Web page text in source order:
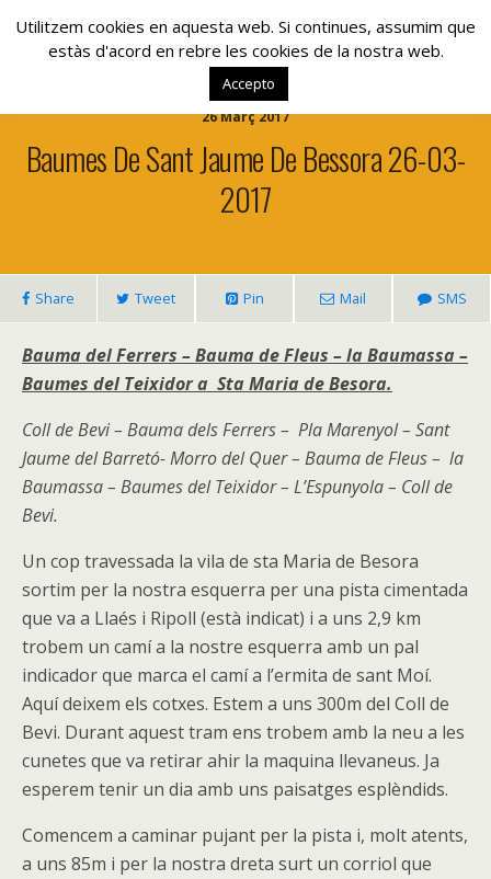
www.lacolla.cat
26 Març 2017
Baumes De Sant Jaume De Bessora 26-03-
2017
Share Tweet Pin Mail SMS
Bauma del Ferrers – Bauma de Fleus – la Baumassa –
Baumes del Teixidor a Sta Maria de Besora.
Coll de Bevi – Bauma dels Ferrers – Pla Marenyol – Sant
Jaume del Barretó- Morro del Quer – Bauma de Fleus – la
Baumassa – Baumes del Teixidor – L’Espunyola – Coll de
Bevi.
Un cop travessada la vila de sta Maria de Besora
sortim per la nostra esquerra per una pista cimentada
que va a Llaés i Ripoll (està indicat) i a uns 2,9 km
trobem un camí a la nostre esquerra amb un pal
indicador que marca el camí a l’ermita de sant Moí.
Aquí deixem els cotxes. Estem a uns 300m del Coll de
Bevi. Durant aquest tram ens trobem amb la neu a les
cunetes que va retirar ahir la maquina llevaneus. Ja
esperem tenir un dia amb uns paisatges esplèndids.
Comencem a caminar pujant per la pista i, molt atents,
a uns 85m i per la nostra dreta surt un corriol que
Utilitzem cookies en aquesta web. Si continues, assumim que
estàs d'acord en rebre les cookies de la nostra web.
Accepto